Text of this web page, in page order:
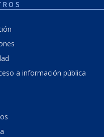
a información pública